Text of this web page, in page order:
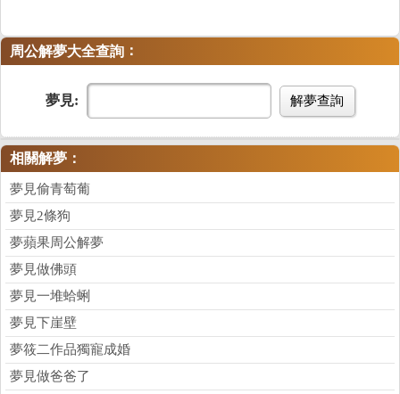
周公解夢大全查詢 ：
夢見: 解夢查詢
相關解夢：
夢見偷青萄葡
夢見2條狗
夢蘋果周公解夢
夢見做佛頭
夢見一堆蛤蜊
夢見下崖壁
夢筱二作品獨寵成婚
夢見做爸爸了